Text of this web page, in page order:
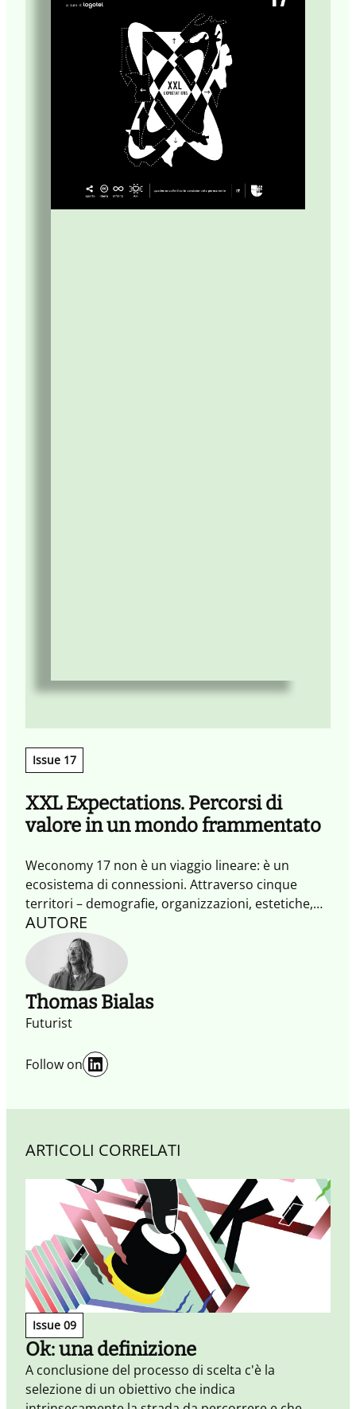
Issue 17
XXL Expectations. Percorsi di
valore in un mondo frammentato
Weconomy 17 non è un viaggio lineare: è un
ecosistema di connessioni. Attraverso cinque
territori – demografie, organizzazioni, estetiche,
intelligenze e misurazioni – raccogliamo
frammenti, prospettive e pratiche per estrarre
aspettative XXL e trasformarle in micro-
esperimenti, legami di senso e nuove metriche di
cambiamento.
AUTORE
Thomas Bialas
Futurist
Follow on LinkedIn
ARTICOLI CORRELATI
Issue 09
Ok: una definizione
A conclusione del processo di scelta c'è la
selezione di un obiettivo che indica